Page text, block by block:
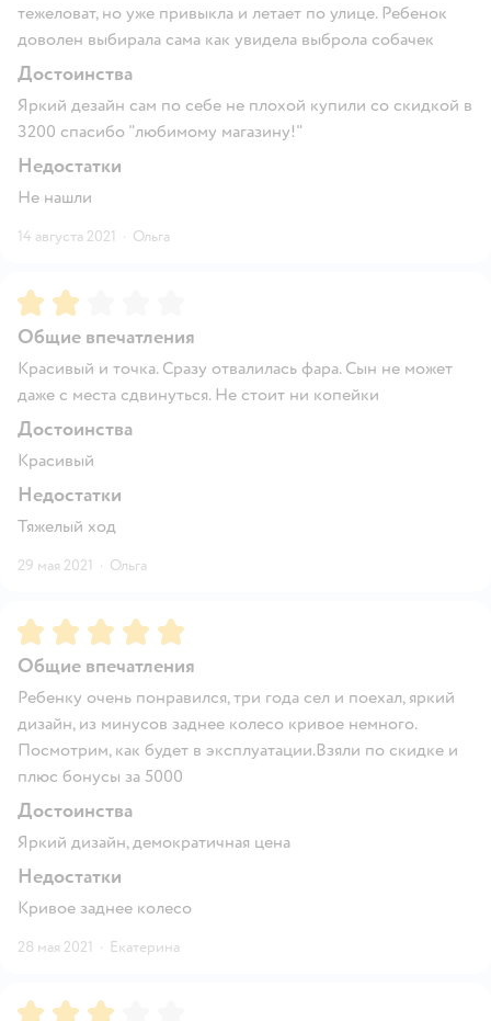
тежеловат, но уже привыкла и летает по улице. Ребенок
доволен выбирала сама как увидела выброла собачек
Достоинства
Яркий дезайн сам по себе не плохой купили со скидкой в
3200 спасибо "любимому магазину!"
Недостатки
Не нашли
14 августа 2021 · Ольга
Рейтинг:
Общие впечатления
Красивый и точка. Сразу отвалилась фара. Сын не может
даже с места сдвинуться. Не стоит ни копейки
Достоинства
Красивый
Недостатки
Тяжелый ход
29 мая 2021 · Ольга
Рейтинг:5
Общие впечатления
Ребенку очень понравился, три года сел и поехал, яркий
дизайн, из минусов заднее колесо кривое немного.
Посмотрим, как будет в эксплуатации.Взяли по скидке и
плюс бонусы за 5000
Достоинства
Яркий дизайн, демократичная цена
Недостатки
Кривое заднее колесо
28 мая 2021 · Екатерина
Рейтинг:3